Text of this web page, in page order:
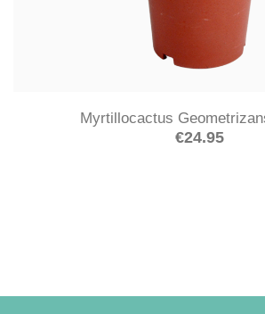
Myrtillocactus
€24.95